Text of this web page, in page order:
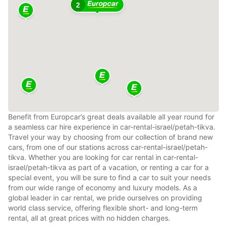
2
Benefit from Europcar’s great deals available all year round for
a seamless car hire experience in car-rental-israel/petah-tikva.
Travel your way by choosing from our collection of brand new
cars, from one of our stations across car-rental-israel/petah-
tikva. Whether you are looking for car rental in car-rental-
israel/petah-tikva as part of a vacation, or renting a car for a
special event, you will be sure to find a car to suit your needs
from our wide range of economy and luxury models. As a
global leader in car rental, we pride ourselves on providing
world class service, offering flexible short- and long-term
rental, all at great prices with no hidden charges.